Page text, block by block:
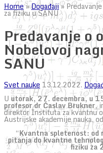
Home»Događaji»
za fiziku u SANU
Predavanje o
Nobelovoj
SANU
Svet nauke 13.12.2022.
U utorak, 27. decembra, u
profesor dr Časlav Brukner,
direktor Instituta za kvantnu
Austrijske akademije nauka,
“Kvantna spletenost: od
pitanja do kvantne
fiziku za